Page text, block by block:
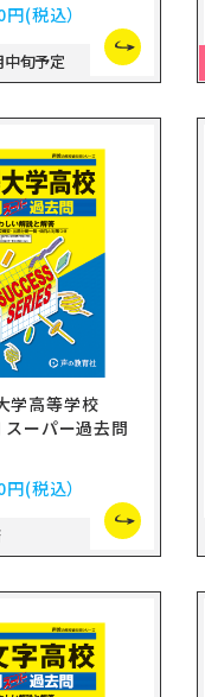
円(税込）
中旬予定
学高等学校
ーパー過去問
円(税込）